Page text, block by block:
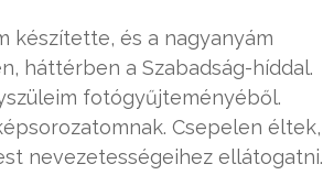
készítette, és a nagyanyám
háttérben a Szabadság-híddal.
fotógyűjteményéből.
Csepelen éltek,
nevezetességeihez ellátogatni.